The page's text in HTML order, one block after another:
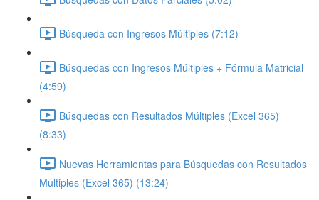
Búsqueda con Ingresos Múltiples (7:12)
Búsquedas con Ingresos Múltiples + Fórmula Matricial
(4:59)
Búsquedas con Resultados Múltiples (Excel 365)
(8:33)
Nuevas Herramientas para Búsquedas con Resultados
Múltiples (Excel 365) (13:24)